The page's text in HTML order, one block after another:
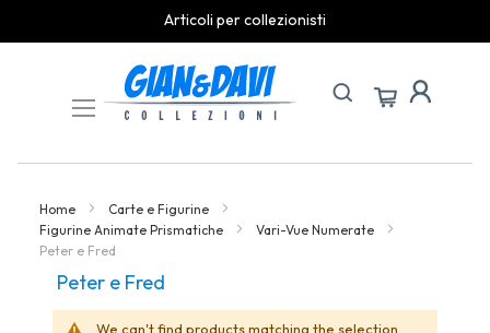
Articoli per collezionisti
Content
Home
Carte e Figurine
Figurine Animate Prismatiche
Vari-Vue Numerate
Peter e Fred
Peter e Fred
We can't find products matching the selection.